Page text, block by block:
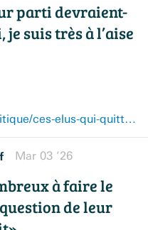
parti devraient-
suis très à l’aise
www.levif.be/belgique/politique/ces-elus-qui-quittent-leur-parti-devraient-ils-demissionner-moi-je-suis-tres-a-laise-avec-mon-choix/
Mar 03 ’26
à faire le
de leur